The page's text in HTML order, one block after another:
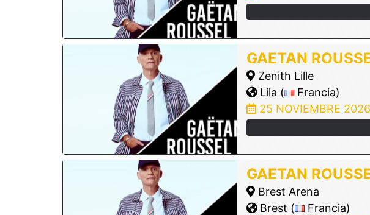
GAETAN
Zenith Lille
Lila (
Francia)
25 NOVIEMBRE 2026
GAETAN
Brest Arena
Brest (
Francia)